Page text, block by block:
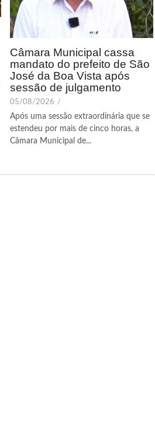
Câmara Municipal cassa
mandato do prefeito de São
José da Boa Vista após
sessão de julgamento
05/08/2026 /
Após uma sessão extraordinária que se
estendeu por mais de cinco horas, a
Câmara Municipal de...